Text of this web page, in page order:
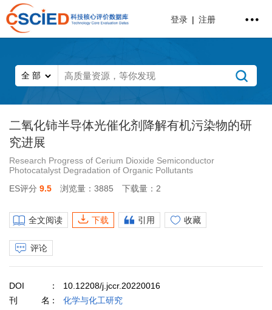
登录 | 注册
二氧化铈半导体光催化剂降解有机污染物的研
究进展
Research Progress of Cerium Dioxide Semiconductor
Photocatalyst Degradation of Organic Pollutants
ES评分 9.5 浏览量：3885 下载量：2
全文阅读 下载 引用 收藏
评论
DOI
10.12208/j.jccr.20220016
刊名
化学与化工研究